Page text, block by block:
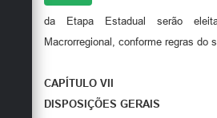
da Etapa Estadual serão
Macrorregional, conforme regras do
CAPÍTULO VII
DISPOSIÇÕES GERAIS